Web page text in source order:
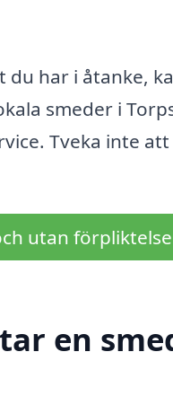
du har i åtanke,
smeder i
Tveka inte
utan
en